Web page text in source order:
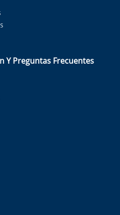
Y Preguntas Frecuentes